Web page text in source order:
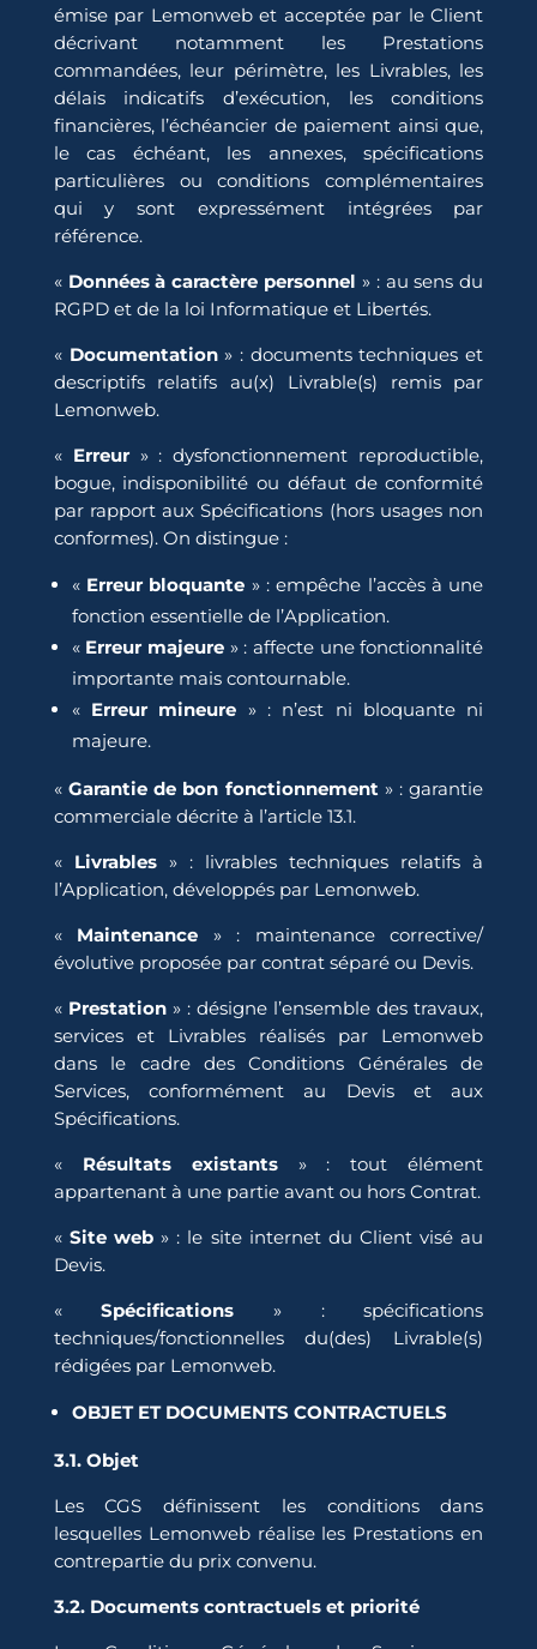
émise par Lemonweb et acceptée par le Client
décrivant notamment les Prestations
commandées, leur périmètre, les Livrables, les
délais indicatifs d’exécution, les conditions
financières, l’échéancier de paiement ainsi que,
le cas échéant, les annexes, spécifications
particulières ou conditions complémentaires
qui y sont expressément intégrées par
référence.
« Données à caractère personnel » : au sens du
RGPD et de la loi Informatique et Libertés.
«Documentation» : documents techniques et
descriptifs relatifs au(x) Livrable(s) remis par
Lemonweb.
« Erreur» : dysfonctionnement reproductible,
bogue, indisponibilité ou défaut de conformité
par rapport aux Spécifications (hors usages non
conformes). On distingue :
« Erreur bloquante » : empêche l’accès à une
fonction essentielle de l’Application.
« Erreur majeure » : affecte une fonctionnalité
importante mais contournable.
« Erreur mineure » : n’est ni bloquante ni
majeure.
« Garantie de bon fonctionnement » : garantie
commerciale décrite à l’article 13.1.
« Livrables » : livrables techniques relatifs à
l’Application, développés par Lemonweb.
« Maintenance » : maintenance corrective/
évolutive proposée par contrat séparé ou Devis.
« Prestation» : désigne l’ensemble des travaux,
services et Livrables réalisés par Lemonweb
dans le cadre des Conditions Générales de
Services, conformément au Devis et aux
Spécifications.
« Résultats existants» : tout élément
appartenant à une partie avant ou hors Contrat.
« Site web » : le site internet du Client visé au
Devis.
«Spécifications » : spécifications
techniques/fonctionnelles du(des) Livrable(s)
rédigées par Lemonweb.
OBJET ET DOCUMENTS CONTRACTUELS
3.1. Objet
Les CGS définissent les conditions dans
lesquelles Lemonweb réalise les Prestations en
contrepartie du prix convenu.
3.2. Documents contractuels et priorité